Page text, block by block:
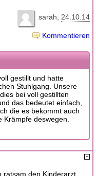
sarah 24.10.14
Kommentieren
gestillt und hatte
Stuhlgang. Unsere
bei voll gestillten
das bedeutet einfach,
die es bekommt auch
deswegen.
ratsam den Kinderarzt